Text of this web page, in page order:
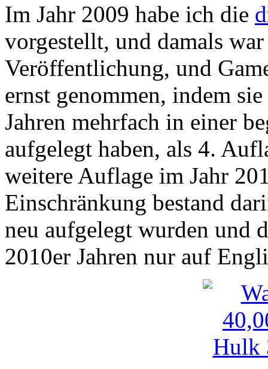
Im Jahr 2009 habe ich die
vorgestellt, und damals
Veröffentlichung, und
ernst genommen, indem
Jahren mehrfach in einer
aufgelegt haben, als 4.
weitere Auflage im Jahr
Einschränkung bestand
neu aufgelegt wurden und
2010er Jahren nur auf